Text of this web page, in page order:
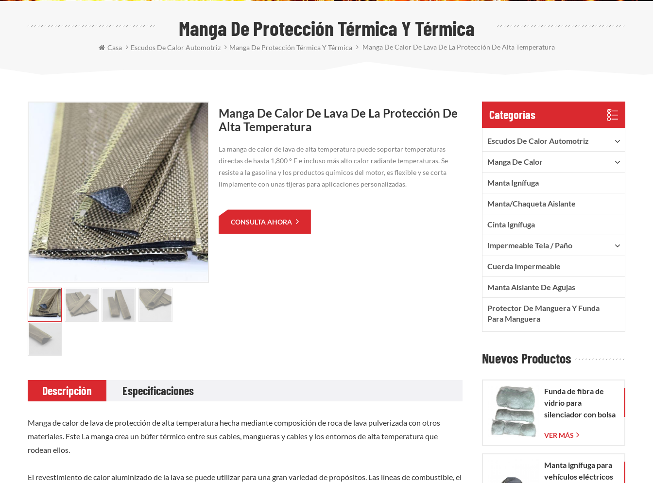
Manga De Protección Térmica Y Térmica
Casa Escudos De Calor Automotriz Manga De Protección Térmica Y Térmica Manga De Calor De Lava De La Protección De Alta Temperatura
Manga De Calor De Lava De La Protección De
Alta Temperatura
La manga de calor de lava de alta temperatura puede soportar temperaturas
directas de hasta 1,800 ° F e incluso más alto calor radiante temperaturas. Se
resiste a la gasolina y los productos químicos del motor, es flexible y se corta
limpiamente con unas tijeras para aplicaciones personalizadas.
CONSULTA AHORA
Descripción Especificaciones
Manga de calor de lava de protección de alta temperatura hecha mediante composición de roca de lava pulverizada con otros
materiales. Este La manga crea un búfer térmico entre sus cables, mangueras y cables y los entornos de alta temperatura que
rodean ellos.
El revestimiento de calor aluminizado de la lava se puede utilizar para una gran variedad de propósitos. Las líneas de combustible, el
Categorías
Escudos De Calor Automotriz
Manga De Calor
Manta Ignífuga
Manta/Chaqueta Aislante
Cinta Ignífuga
Impermeable Tela / Paño
Cuerda Impermeable
Manta Aislante De Agujas
Protector De Manguera Y Funda
Para Manguera
Nuevos Productos
Funda de fibra de
vidrio para
silenciador con bolsa
vidrio tejida
VER MÁS
Manta ignífuga para
vehículos eléctricos